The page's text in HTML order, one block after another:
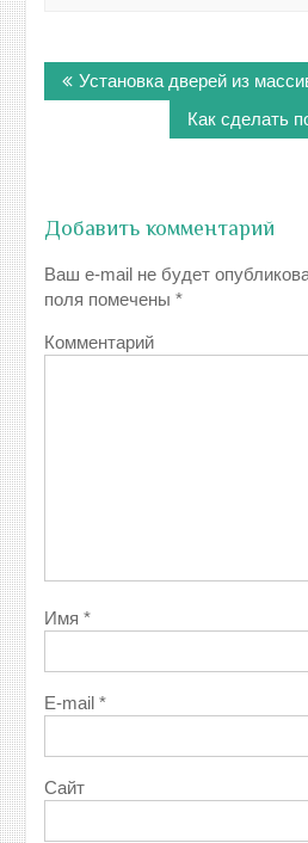
по Установка дверей из
Как сделать
Добавить комментарий
Ваш e-mail не будет
поля помечены*
Комментарий
Имя*
E-mail*
Сайт